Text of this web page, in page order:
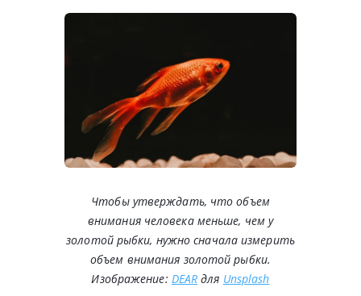
Чтобы утверждать, что объем
внимания человека меньше, чем у
золотой рыбки, нужно сначала измерить
объем внимания золотой рыбки.
Изображение: DEAR для Unsplash